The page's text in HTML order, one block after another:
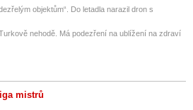
objektům“. Do letadla narazil dron s
nehodě. Má podezření na ublížení na zdraví
mistrů